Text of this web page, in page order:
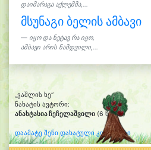
დაიმარაგა აქლემმა,...
მსუნაგი ბელის ამბავი
იყო და ნეტავ რა იყო,
ამბავი არის ნამდვილი,...
„ვაშლის ხე“
ნახატის ავტორი:
ანასტასია ჩეჩელაშვილი (6 წლის)
დაამატე შენი დახატული კლიპარტი